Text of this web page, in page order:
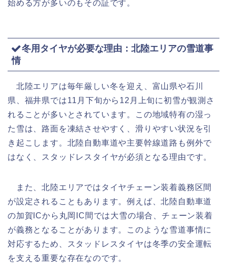
始める方が多いのもその証です。
冬用タイヤが必要な理由：北陸エリアの雪道事
情
北陸エリアは毎年厳しい冬を迎え、富山県や石川
県、福井県では11月下旬から12月上旬に初雪が観測さ
れることが多いとされています。この地域特有の湿っ
た雪は、路面を凍結させやすく、滑りやすい状況を引
き起こします。北陸自動車道や主要幹線道路も例外で
はなく、スタッドレスタイヤが必須となる理由です。
また、北陸エリアではタイヤチェーン装着義務区間
が設定されることもあります。例えば、北陸自動車道
の加賀ICから丸岡IC間では大雪の場合、チェーン装着
が義務となることがあります。このような雪道事情に
対応するため、スタッドレスタイヤは冬季の安全運転
を支える重要な存在なのです。